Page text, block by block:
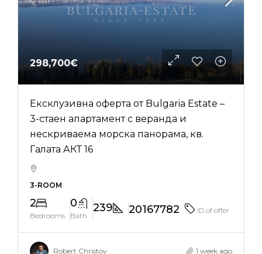
298,700€
Ексклузивна оферта от Bulgaria Estate –
3-стаен апартамент с веранда и
нескриваема морска панорама, кв.
Галата АКТ 16
3-ROOM
2
Bedrooms
0
Bath
239 20167782 ID of offer
Robert Christov 1 week ago